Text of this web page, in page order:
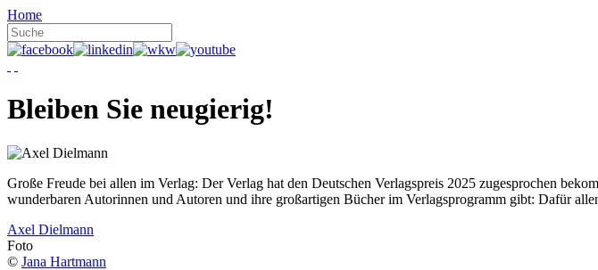
Home
Bleiben Sie neugierig!
Große Freude bei allen im Verlag: Der Verlag hat den Deutschen Verlagspreis 2025 zugesprochen
wunderbaren Autorinnen und Autoren und ihre großartigen Bücher im Verlagsprogramm gibt: Dafür
Axel Dielmann
Foto
© Jana Hartmann